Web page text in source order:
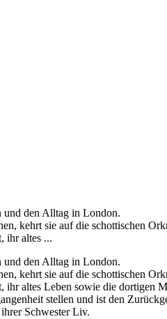
und den Alltag in London.
kehrt sie auf die schottischen
ihr altes ...
und den Alltag in London.
kehrt sie auf die schottischen
ihr altes Leben sowie die dortigen
stellen und ist den
Schwester Liv.